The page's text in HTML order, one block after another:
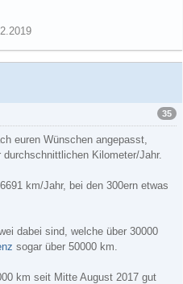
35
euren Wünschen angepasst,
Kilometer/Jahr.
km/Jahr, bei den 300ern etwas
dabei sind, welche über 30000
sogar über 50000 km.
km seit Mitte August 2017 gut